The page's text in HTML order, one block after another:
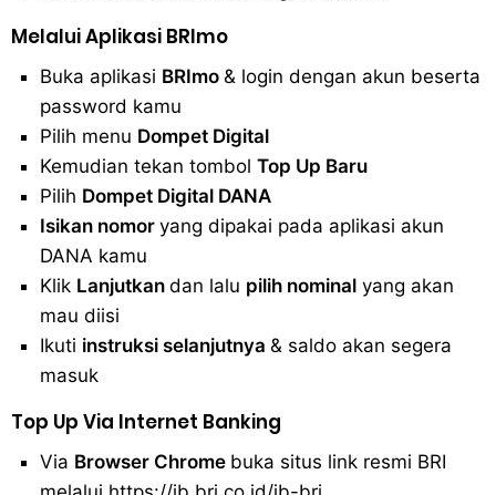
Melalui Aplikasi BRImo
Buka aplikasi BRImo & login dengan akun beserta
password kamu
Pilih menu Dompet Digital
Kemudian tekan tombol Top Up Baru
Pilih Dompet Digital DANA
Isikan nomor yang dipakai pada aplikasi akun
DANA kamu
Klik Lanjutkan dan lalu pilih nominalyang akan
mau diisi
Ikuti instruksi selanjutnya & saldo akan segera
masuk
Top Up Via Internet Banking
Via Browser Chrome buka situs link resmi BRI